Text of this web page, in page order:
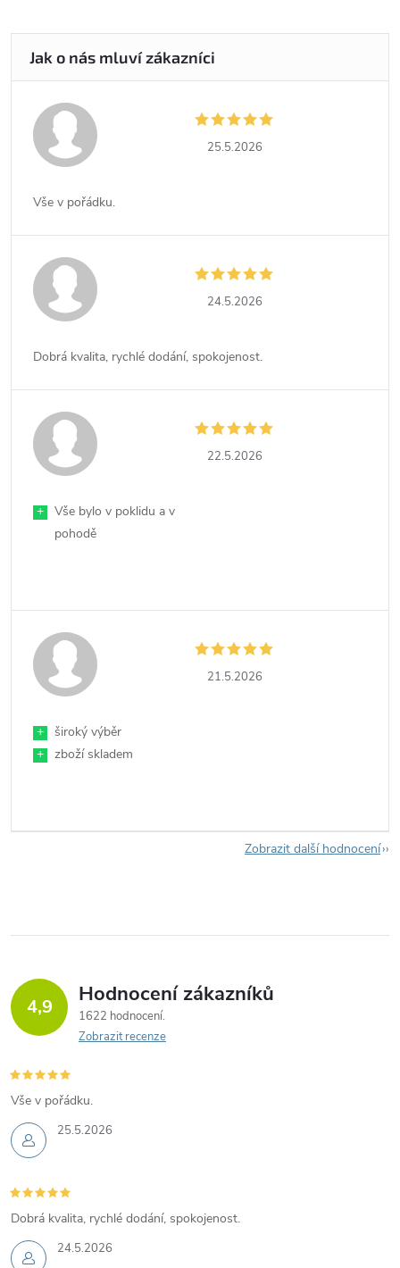
25.5.2026
Vše v pořádku.
24.5.2026
Dobrá kvalita, rychlé dodání, spokojenost.
22.5.2026
+
Vše bylo v poklidu a v
pohodě
21.5.2026
+
široký výběr
+
zboží skladem
Zobrazit další hodnocení
4,9 Hodnocení zákazníků
1622 hodnocení
Zobrazit recenze
25.5.2026
Vše v pořádku.
24.5.2026
Dobrá kvalita, rychlé dodání, spokojenost.